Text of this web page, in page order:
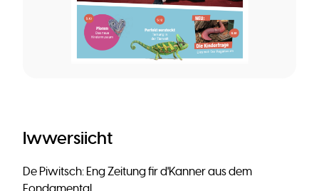
Iwwersiicht
De Piwitsch: Eng Zeitung fir d'Kanner aus dem